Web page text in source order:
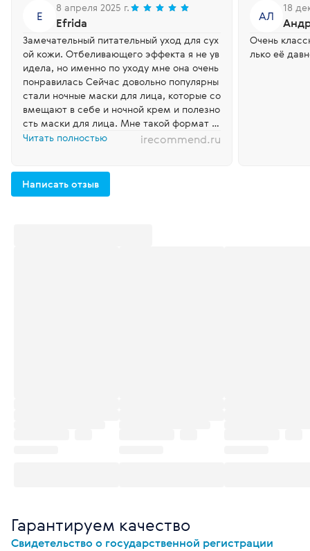
E
8 апреля 2025 г.
Efrida
Замечательный питательный уход для сух
ой кожи. Отбеливающего эффекта я не ув
идела, но именно по уходу мне она очень
понравилась Сейчас довольно популярны
стали ночные маски для лица, которые со
вмещают в себе и ночной крем и полезно
сть маски для лица. Мне такой формат т
оже нравится, поэтому я регулярно покуп
аборе рандомно - отбеливающая маска
для лица с ниацинамидом и альфа-арбут
Читать полностью irecommend.ru
АЛ
18
Очень
лько её
Написать отзыв
Гарантируем качество
Свидетельство о государственной регистрации